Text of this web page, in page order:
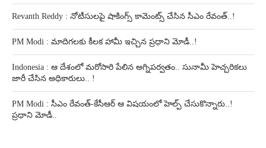
Revanth Reddy : నోటీసులపై షాకింగ్స్ కామెంట్స్ చేసిన సీఎం రేవంత్..!
PM Modi : మాదిగలకు కీలక హామీ ఇచ్చిన ప్రధాని మోడీ..!
Indonesia : ఆ దేశంలో మరోసారి పేలిన అగ్నిపర్వతం.. సునామీ హెచ్చరికలు
జారీ చేసిన అధికారులు.. !
PM Modi : సీఎం రేవంత్-కేసీఆర్ ఆ విషయంలో హెల్ప్ చేసుకొన్నారు..!
ప్రధాని మోడీ..